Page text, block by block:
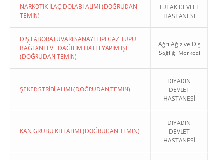
NARKOTIK İLAÇ DOLABI ALIMI (DOĞRUDAN
TEMIN)
TUTAK DEVLET
HASTANESİ
DİŞ LABORATUVARI SANAYİ TİPİ GAZ TÜPÜ
BAĞLANTI VE DAĞITIM HATTI YAPIM İŞİ
(DOĞRUDAN TEMIN)
Ağrı Ağız ve Diş
Sağlığı Merkezi
ŞEKER STRİBİ ALIMI (DOĞRUDAN TEMIN)
DİYADİN
DEVLET
HASTANESİ
KAN GRUBU KİTİ ALIMI (DOĞRUDAN TEMIN)
DİYADİN
DEVLET
HASTANESİ